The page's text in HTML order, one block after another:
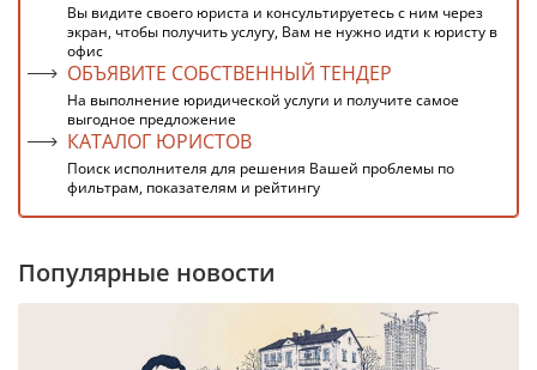
Вы видите своего юриста и консультируетесь с ним через
экран, чтобы получить услугу, Вам не нужно идти к юристу в
офис
ОБЪЯВИТЕ СОБСТВЕННЫЙ ТЕНДЕР
На выполнение юридической услуги и получите самое
выгодное предложение
КАТАЛОГ ЮРИСТОВ
Поиск исполнителя для решения Вашей проблемы по
фильтрам, показателям и рейтингу
Популярные новости